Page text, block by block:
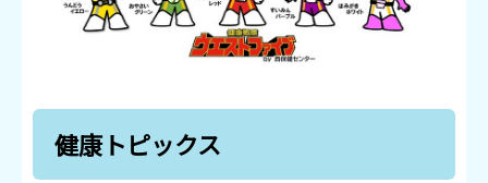
健康トピックス